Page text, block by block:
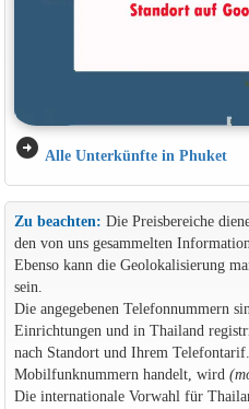
arrow_circle_right Alle Unterkünfte in Phuket
Zu beachten: Die Preisbereiche
den von uns gesammelten
Ebenso kann die Geolokalisierung
sein.
Die angegebenen Telefonnummern
Einrichtungen und in Thailand
nach Standort und Ihrem
Mobilfunknummern handelt, wird
Die internationale Vorwahl für